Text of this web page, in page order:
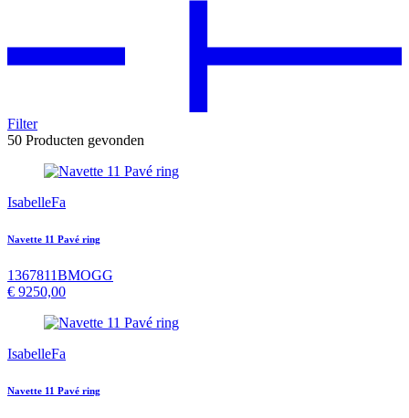
Filter
50 Producten gevonden
IsabelleFa
Navette 11 Pavé ring
1367811BMOGG
€ 9250,00
IsabelleFa
Navette 11 Pavé ring